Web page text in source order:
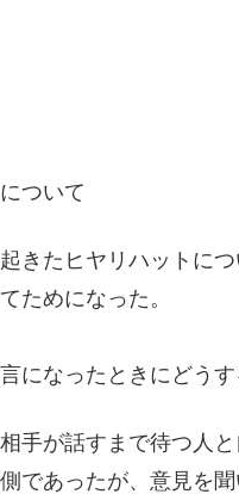
ついて
きたヒヤリハットに
ためになった。
になったときにどう
手が話すまで待つ人
であったが、意見を